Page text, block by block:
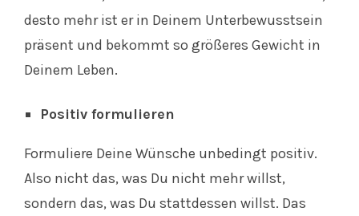
desto mehr ist er in Deinem Unterbewusstsein
präsent und bekommt so größeres Gewicht in
Deinem Leben.
Positiv formulieren
Formuliere Deine Wünsche unbedingt positiv.
Also nicht das, was Du nicht mehr willst,
sondern das, was Du stattdessen willst. Das